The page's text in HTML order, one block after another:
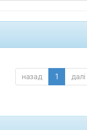
назад 1 далі